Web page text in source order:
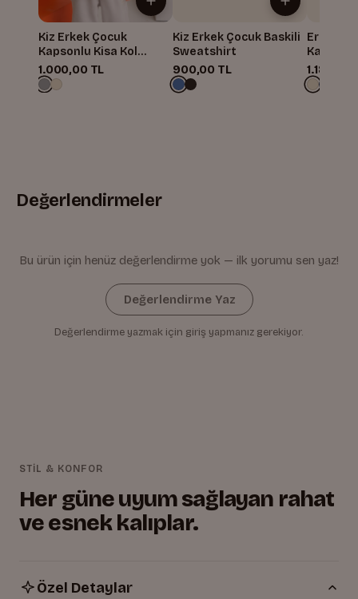
Kiz Erkek Çocuk
Kapsonlu Kisa Kol
Sweatshirt
1.000,00 TL
Kiz Erkek Çocuk Baskili
Sweatshirt
900,00 TL
Erkek
Kanguru
1.180,00
Değerlendirmeler
Bu ürün için henüz değerlendirme yok — ilk yorumu sen yaz!
Değerlendirme Yaz
Değerlendirme yazmak için giriş yapmanız gerekiyor.
STİL & KONFOR
Her güne uyum sağlayan rahat
ve esnek kalıplar.
Özel Detaylar